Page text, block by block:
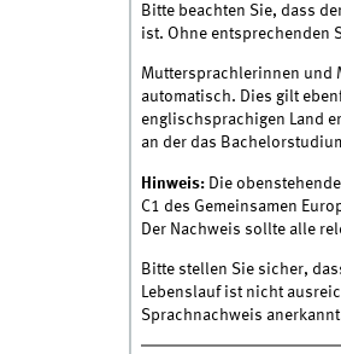
Bitte beachten Sie, dass
ist. Ohne entsprechenden
Muttersprachlerinnen und
automatisch. Dies gilt
englischsprachigen Land
an der das
Hinweis:Die
C1 des Gemeinsamen
Der Nachweis sollte alle
Bitte stellen Sie sicher,
Lebenslauf ist nicht
Sprachnachweis